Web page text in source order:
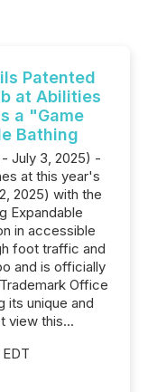
Patented
at Abilities
a "Game
Bathing
July 3, 2025) -
at this year's
2025) with the
Expandable
in accessible
foot traffic and
and is officially
Office
its unique and
view this...